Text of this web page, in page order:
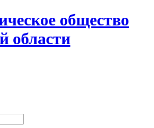
общество
области